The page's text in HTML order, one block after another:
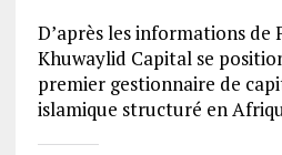
D’après les informations de
Khuwaylid Capital se
premier gestionnaire de
islamique structuré en